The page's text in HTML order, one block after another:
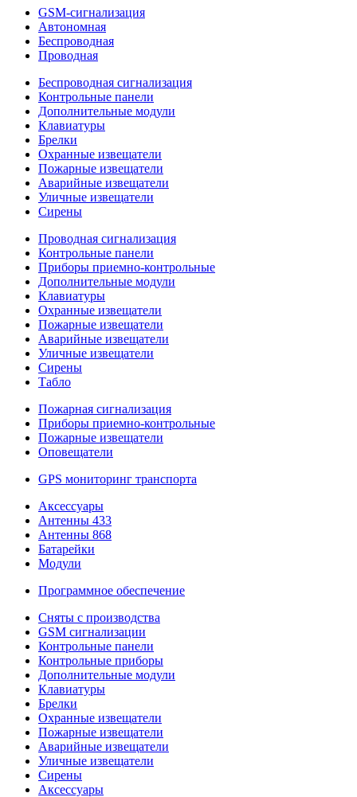
GSM-сигнализация
Автономная
Беспроводная
Проводная
Беспроводная сигнализация
Контрольные панели
Дополнительные модули
Клавиатуры
Брелки
Охранные извещатели
Пожарные извещатели
Аварийные извещатели
Уличные извещатели
Сирены
Проводная сигнализация
Контрольные панели
Приборы приемно-контрольные
Дополнительные модули
Клавиатуры
Охранные извещатели
Пожарные извещатели
Аварийные извещатели
Уличные извещатели
Сирены
Табло
Пожарная сигнализация
Приборы приемно-контрольные
Пожарные извещатели
Оповещатели
GPS мониторинг транспорта
Аксессуары
Антенны 433
Антенны 868
Батарейки
Модули
Программное обеспечение
Сняты с производства
GSM сигнализации
Контрольные панели
Контрольные приборы
Дополнительные модули
Клавиатуры
Брелки
Охранные извещатели
Пожарные извещатели
Аварийные извещатели
Уличные извещатели
Сирены
Аксессуары